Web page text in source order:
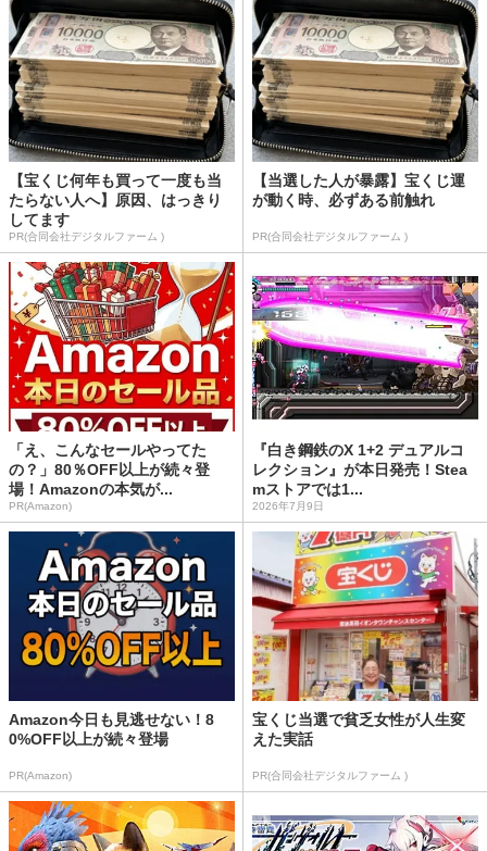
【宝くじ何年も買って一度も当
たらない人へ】原因、はっきり
してます
PR(合同会社デジタルファーム )
【当選した人が暴露】宝くじ運
が動く時、必ずある前触れ
PR(合同会社デジタルファーム )
「え、こんなセールやってた
の？」80％OFF以上が続々登
場！Amazonの本気が...
PR(Amazon)
『白き鋼鉄のX 1+2 デュアルコ
レクション』が本日発売！Stea
mストアでは1...
2026年7月9日
Amazon今日も見逃せない！8
0%OFF以上が続々登場
PR(Amazon)
宝くじ当選で貧乏女性が人生変
えた実話
PR(合同会社デジタルファーム )